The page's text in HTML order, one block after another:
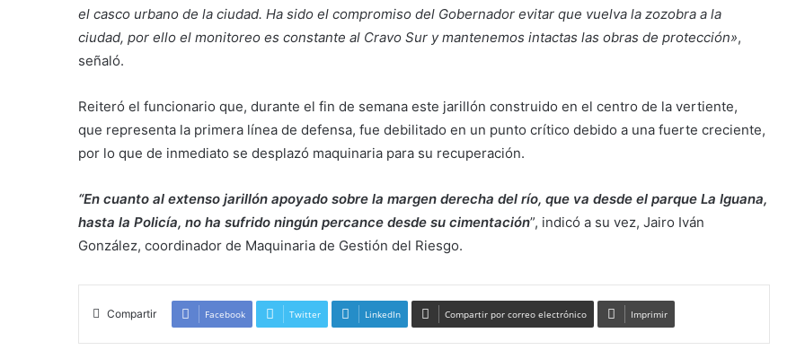
el casco urbano de la ciudad. Ha sido el compromiso del Gobernador evitar que vuelva la zozobra a la
ciudad, por ello el monitoreo es constante al Cravo Sur y mantenemos intactas las obras de protección»,
señaló.
Reiteró el funcionario que, durante el fin de semana este jarillón construido en el centro de la vertiente,
que representa la primera línea de defensa, fue debilitado en un punto crítico debido a una fuerte creciente,
por lo que de inmediato se desplazó maquinaria para su recuperación.
“En cuanto al extenso jarillón apoyado sobre la margen derecha del río, que va desde el parque La Iguana,
hasta la Policía, no ha sufrido ningún percance desde su cimentación”, indicó a su vez, Jairo Iván
González, coordinador de Maquinaria de Gestión del Riesgo.
Compartir Facebook Twitter LinkedIn Compartir por correo electrónico Imprimir